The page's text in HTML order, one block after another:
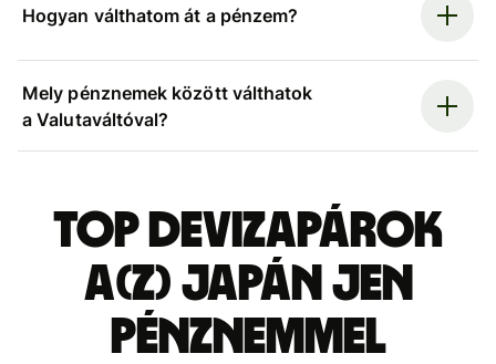
Hogyan válthatom át a pénzem?
Mely pénznemek között válthatok
a Valutaváltóval?
Top devizapárok
a(z) japán jen
pénznemmel